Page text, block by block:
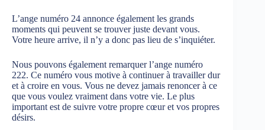
L’ange numéro 24 annonce également les grands
moments qui peuvent se trouver juste devant vous.
Votre heure arrive, il n’y a donc pas lieu de s’inquiéter.
Nous pouvons également remarquer l’ange numéro
222. Ce numéro vous motive à continuer à travailler dur
et à croire en vous. Vous ne devez jamais renoncer à ce
que vous voulez vraiment dans votre vie. Le plus
important est de suivre votre propre cœur et vos propres
désirs.